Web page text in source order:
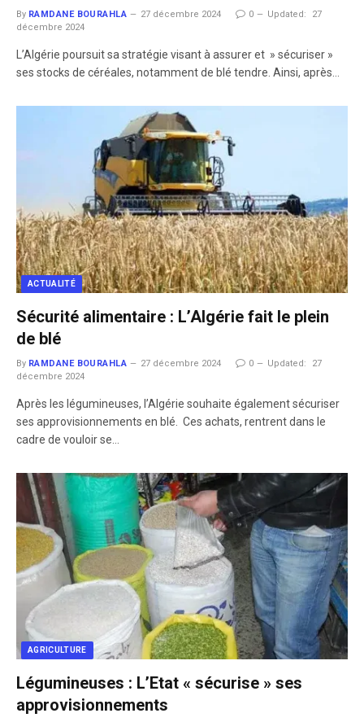
By RAMDANE BOURAHLA 27 décembre 2024 0 Updated:
27
décembre 2024
L’Algérie poursuit sa stratégie visant à assurer et » sécuriser »
ses stocks de céréales, notamment de blé tendre. Ainsi, après…
ACTUALITÉ
Sécurité alimentaire : L’Algérie fait le plein
de blé
By RAMDANE BOURAHLA 27 décembre 2024 0 Updated:
27
décembre 2024
Après les légumineuses, l’Algérie souhaite également sécuriser
ses approvisionnements en blé. Ces achats, rentrent dans le
cadre de vouloir se…
AGRICULTURE
Légumineuses : L’Etat « sécurise » ses
approvisionnements